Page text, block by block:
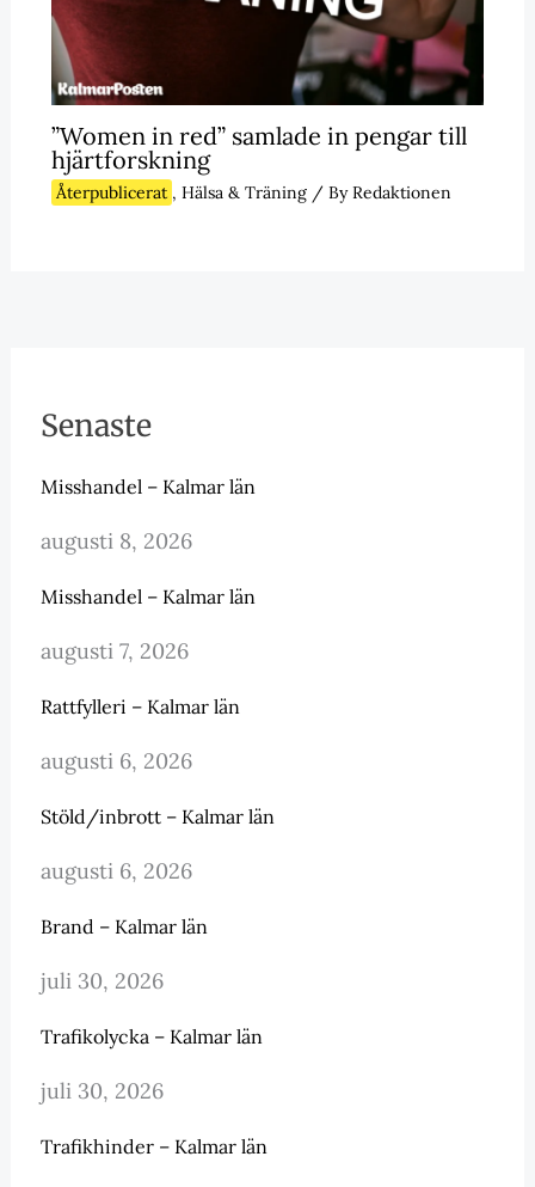
”Women in red” samlade in pengar till
hjärtforskning
Återpublicerat , Hälsa & Träning/ ByRedaktionen
Senaste
Misshandel – Kalmar län
augusti 8, 2026
Misshandel – Kalmar län
augusti 7, 2026
Rattfylleri – Kalmar län
augusti 6, 2026
Stöld/inbrott – Kalmar län
augusti 6, 2026
Brand – Kalmar län
juli 30, 2026
Trafikolycka – Kalmar län
juli 30, 2026
Trafikhinder – Kalmar län